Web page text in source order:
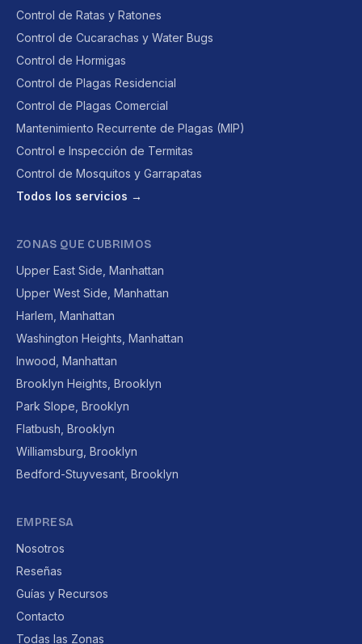
Control de Ratas y Ratones
Control de Cucarachas y Water Bugs
Control de Hormigas
Control de Plagas Residencial
Control de Plagas Comercial
Mantenimiento Recurrente de Plagas (MIP)
Control e Inspección de Termitas
Control de Mosquitos y Garrapatas
Todos los servicios →
ZONAS QUE CUBRIMOS
Upper East Side, Manhattan
Upper West Side, Manhattan
Harlem, Manhattan
Washington Heights, Manhattan
Inwood, Manhattan
Brooklyn Heights, Brooklyn
Park Slope, Brooklyn
Flatbush, Brooklyn
Williamsburg, Brooklyn
Bedford-Stuyvesant, Brooklyn
EMPRESA
Nosotros
Reseñas
Guías y Recursos
Contacto
Todas las Zonas